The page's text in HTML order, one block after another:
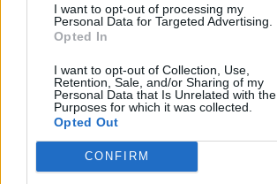
I want to opt-out of processing my
Personal Data for Targeted Advertising.
Opted In
I want to opt-out of Collection, Use,
Retention, Sale, and/or Sharing of my
Personal Data that Is Unrelated with the
Purposes for which it was collected.
Opted Out
CONFIRM